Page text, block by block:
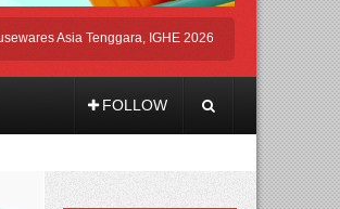
Tenggara, IGHE 2026 Kembali Digelar di Jakarta
FOLLOW